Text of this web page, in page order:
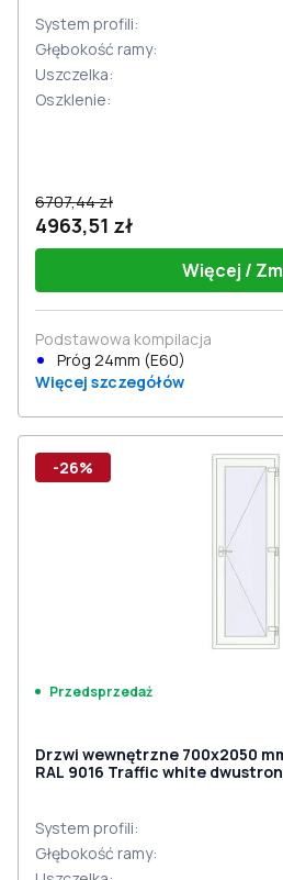
System profili:
Głębokość ramy:
Uszczelka:
Oszklenie:
6707,44 zł
4963,51 zł
Więcej /
Podstawowa kompilacja
Próg 24mm (E60)
Więcej szczegółów
-26%
Przedsprzedaż
Drzwi wewnętrzne 700x2050
RAL 9016 Traffic white
System profili:
Głębokość ramy: